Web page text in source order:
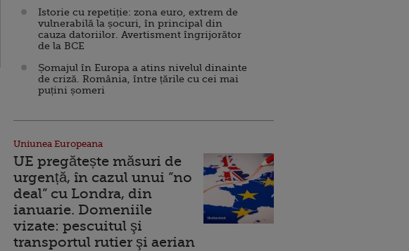
Istorie cu repetiție: zona euro, extrem de
vulnerabilă la șocuri, în principal din
cauza datoriilor. Avertisment îngrijorător
de la BCE
Șomajul în Europa a atins nivelul dinainte
de criză. România, între țările cu cei mai
puțini șomeri
Uniunea Europeana
UE pregătește măsuri de
urgență, în cazul unui ”no
deal” cu Londra, din
ianuarie. Domeniile
vizate: pescuitul şi
transportul rutier şi aerian